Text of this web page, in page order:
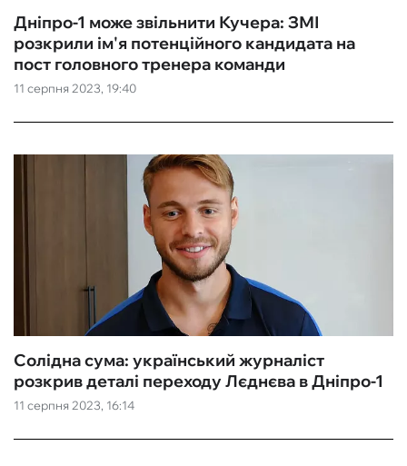
11 серпня 2023, 19:40
Дніпро-1 може звільнити Кучера: ЗМІ
розкрили ім'я потенційного кандидата на
пост головного тренера команди
11 серпня 2023, 16:14
Солідна сума: український журналіст
розкрив деталі переходу Лєднєва в Дніпро-1